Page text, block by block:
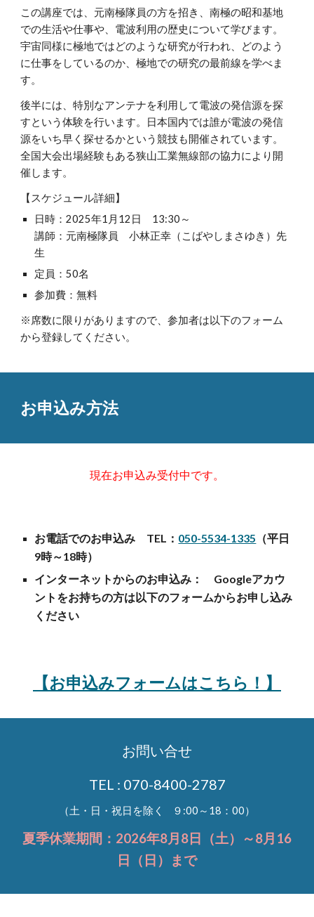
この講座では、元南極隊員の方を招き、南極の昭和基地
での生活や仕事や、電波利用の歴史について学びます。
宇宙同様に極地ではどのような研究が行われ、どのよう
に仕事をしているのか、極地での研究の最前線を学べま
す。
後半には、特別なアンテナを利用して電波の発信源を探
すという体験を行います。日本国内では誰が電波の発信
源をいち早く探せるかという競技も開催されています。
全国大会出場経験もある狭山工業無線部の協力により開
催します。
【スケジュール詳細】
日時：2025年1月 12 日 13:30～
講師：元南極隊員 小林正幸（こばやしまさゆき）先
生
定員：50名
参加費：無料
※席数に限りがありますので、参加者は以下のフォーム
から登録してください。
お申込み方法
現在お申込み受付中です。
お電話でのお申込み TEL： 050-5534-1335 （平日
9時～18時）
インターネットからのお申込み： Googleアカウ
ントをお持ちの方は以下のフォームからお申し込み
ください
【お申込みフォームはこちら！】
お問い合せ
TEL : 070-8400-2787
（土・日・祝日を除く ９:00～18：00）
夏季休業期間：2026年8月8日（土）～8月16
日（日）まで